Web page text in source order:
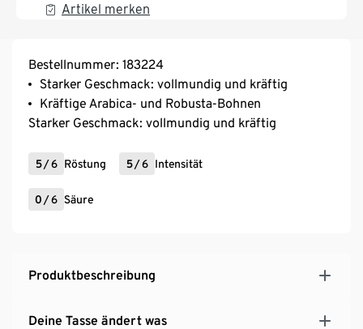
Artikel merken
Bestellnummer: 183224
Starker Geschmack: vollmundig und kräftig
Kräftige Arabica- und Robusta-Bohnen
Starker Geschmack: vollmundig und kräftig
5 /6 Röstung 5 /6 Intensität
0 /6 Säure
Produktbeschreibung
Deine Tasse ändert was